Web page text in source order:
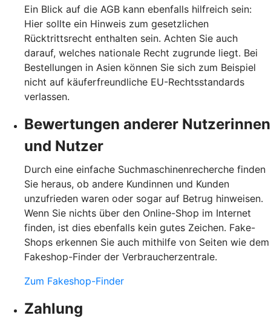
Ein Blick auf die AGB kann ebenfalls hilfreich sein:
Hier sollte ein Hinweis zum gesetzlichen
Rücktrittsrecht enthalten sein. Achten Sie auch
darauf, welches nationale Recht zugrunde liegt. Bei
Bestellungen in Asien können Sie sich zum Beispiel
nicht auf käuferfreundliche EU-Rechtsstandards
verlassen.
Bewertungen anderer Nutzerinnen
und Nutzer
Durch eine einfache Suchmaschinenrecherche finden
Sie heraus, ob andere Kundinnen und Kunden
unzufrieden waren oder sogar auf Betrug hinweisen.
Wenn Sie nichts über den Online-Shop im Internet
finden, ist dies ebenfalls kein gutes Zeichen. Fake-
Shops erkennen Sie auch mithilfe von Seiten wie dem
Fakeshop-Finder der Verbraucherzentrale.
Zum Fakeshop-Finder
Zahlung